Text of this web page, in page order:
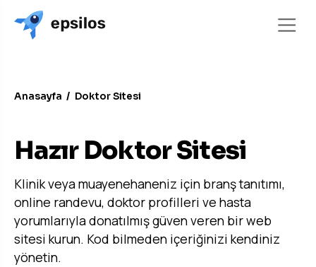
Anasayfa / Doktor Sitesi
Hazır Doktor Sitesi
Klinik veya muayenehaneniz için branş tanıtımı,
online randevu, doktor profilleri ve hasta
yorumlarıyla donatılmış güven veren bir web
sitesi kurun. Kod bilmeden içeriğinizi kendiniz
yönetin.